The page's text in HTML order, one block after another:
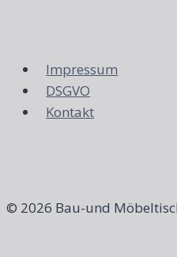
Impressum
DSGVO
Kontakt
© 2026 Bau-und